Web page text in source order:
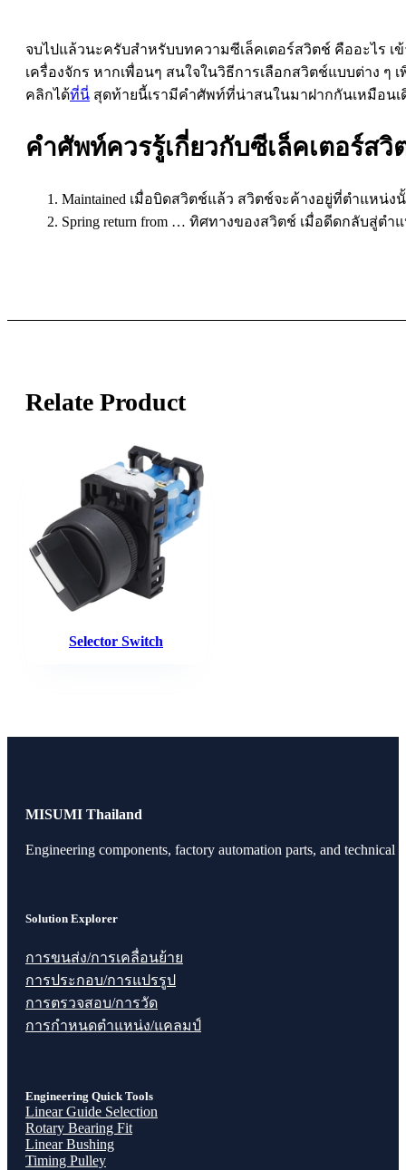
จบไปแล้วนะครับสำหรับบทความซีเล็คเตอร์สวิตช์ คืออะไร เ
เครื่องจักร หากเพื่อนๆ สนใจในวิธีการเลือกสวิตช์แบบต่าง ๆ
คลิกได้ที่นี่ สุดท้ายนี้เรามีคำศัพท์ที่น่าสนในมาฝากกันเหมือน
คำศัพท์ควรรู้เกี่ยวกับซีเล็คเตอร์สวิ
Maintained เมื่อบิดสวิตช์แล้ว สวิตช์จะค้างอยู่ที่ตำแหน่ง
Spring return from … ทิศทางของสวิตช์ เมื่อดีดกลับสู่ตำ
Relate Product
Selector Switch
MISUMI Thailand
Engineering components, factory automation parts, and technical
Solution Explorer
การขนส่ง/การเคลื่อนย้าย
การประกอบ/การแปรรูป
การตรวจสอบ/การวัด
การกำหนดตำแหน่ง/แคลมป์
Engineering Quick Tools
Linear Guide Selection
Rotary Bearing Fit
Linear Bushing
Timing Pulley